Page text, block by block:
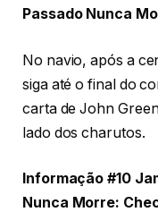
Passado Nunca
No navio, após a
siga até o final do
carta de John
lado dos charutos.
Informação #10
Nunca Morre: